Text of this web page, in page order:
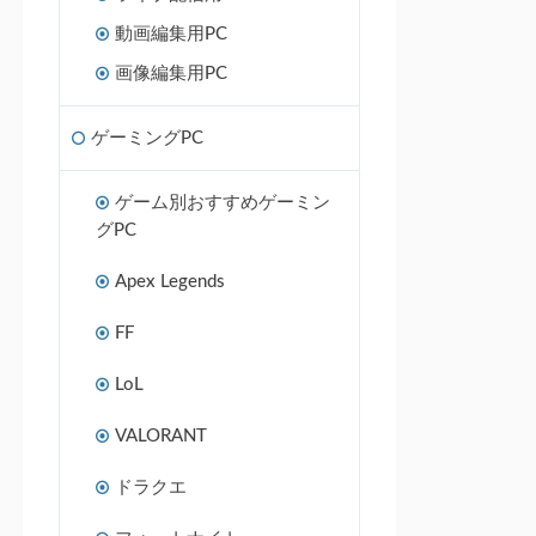
動画編集用PC
画像編集用PC
ゲーミングPC
ゲーム別おすすめゲーミン
グPC
Apex Legends
FF
LoL
VALORANT
ドラクエ